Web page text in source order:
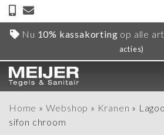
Nu 10% kassakorting op alle
acties)
Home » Webshop » Kranen »
sifon chroom